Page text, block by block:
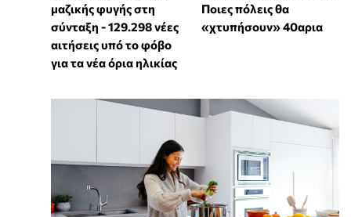
μαζικής φυγής στη
σύνταξη - 129.298 νέες
αιτήσεις υπό το φόβο
για τα νέα όρια ηλικίας
Ποιες πόλεις θα
«χτυπήσουν» 40αρια